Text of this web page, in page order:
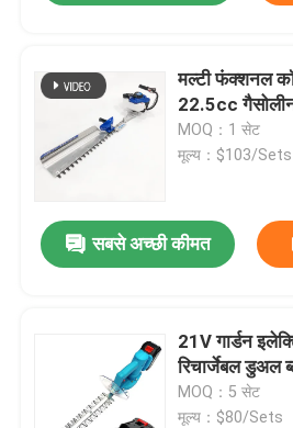
मल्टी फंक्शनल
22.5cc
MOQ：1 सेट
मूल्य：$103/Sets
सबसे अच्छी कीमत
21V गार्डन
रिचार्जेबल डुअल
MOQ：5 सेट
मूल्य：$80/Sets